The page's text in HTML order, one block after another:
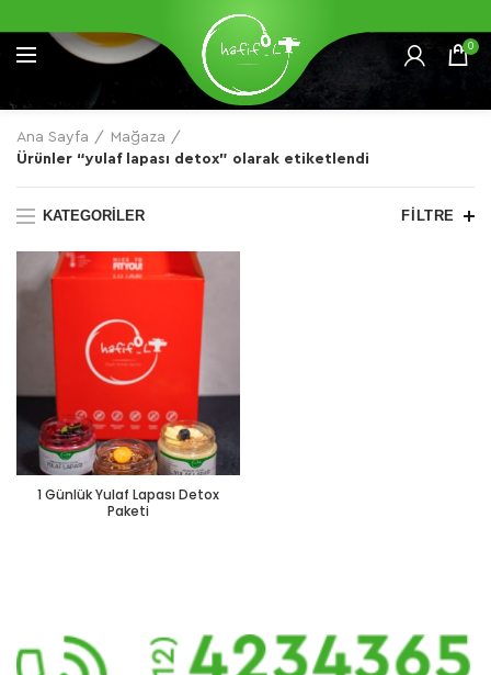
0
Ana Sayfa
Mağaza
Ürünler “yulaf lapası detox” olarak etiketlendi
KATEGORILER FILTRE
1 Günlük Yulaf Lapası Detox
Paketi